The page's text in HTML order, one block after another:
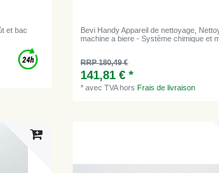
et bac
Bevi Handy Appareil de nettoyage,
machine a biere - Système chimique et
RRP 180,49 €
141,81 € *
*avec TVAhorsFrais de livraison